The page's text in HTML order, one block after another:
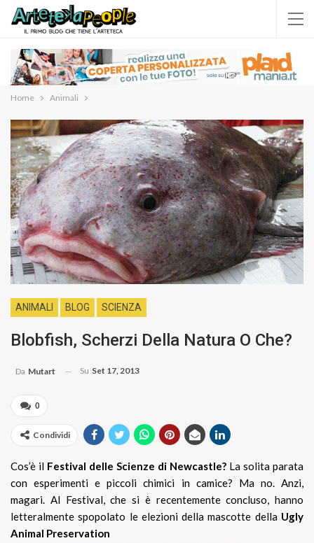
Home Animali
ANIMALI BLOG SCIENZA
Blobfish, Scherzi Della Natura O Che?
Da Mutart Su Set 17, 2013
0
Condividi
Cos’è il Festival delle Scienze di Newcastle? La solita parata
con esperimenti e piccoli chimici in camice? Ma no. Anzi,
magari. Al Festival, che si è recentemente concluso, hanno
letteralmente spopolato le elezioni della mascotte della Ugly
Animal Preservation